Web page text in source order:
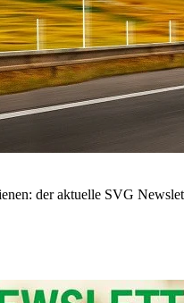
der aktuelle SVG